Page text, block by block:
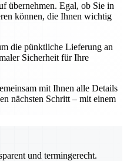
übernehmen. Egal, ob Sie in
können, die Ihnen wichtig
die pünktliche Lieferung an
Sicherheit für Ihre
mit Ihnen alle Details
nächsten Schritt – mit einem
und termingerecht.